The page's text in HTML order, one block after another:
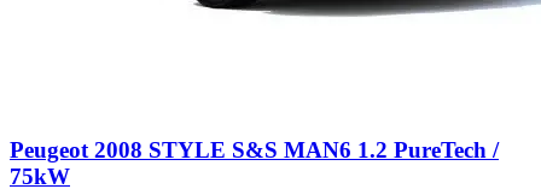
Peugeot 2008 STYLE S&S MAN6 1.2 PureTech /
75kW